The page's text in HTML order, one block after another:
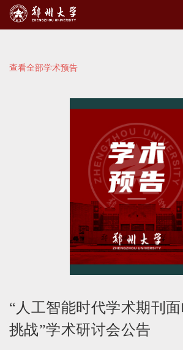
查看全部学术预告
“人工智能时代学术期刊
挑战”学术研讨会公告